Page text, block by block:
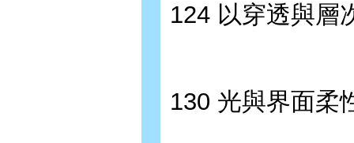
124 以穿透與層
130 光與界面柔